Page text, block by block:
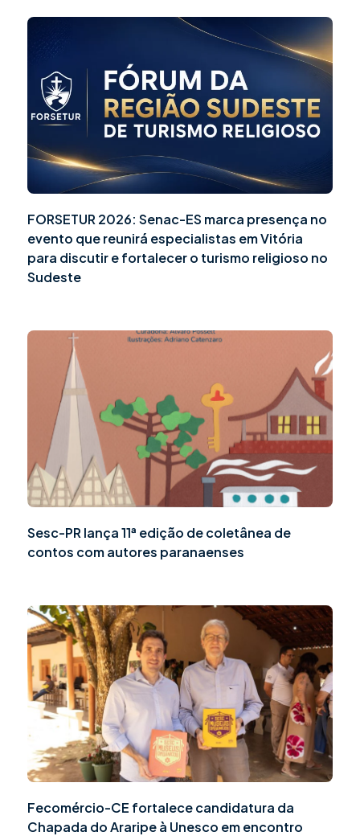
FORSETUR 2026: Senac-ES marca presença no
evento que reunirá especialistas em Vitória
para discutir e fortalecer o turismo religioso no
Sudeste
Sesc-PR lança 11ª edição de coletânea de
contos com autores paranaenses
Fecomércio-CE fortalece candidatura da
Chapada do Araripe à Unesco em encontro